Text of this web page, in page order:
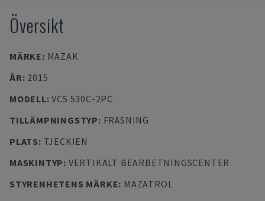
Översikt
MÄRKE: MAZAK
ÅR: 2015
MODELL:VCS 530C-2PC
TILLÄMPNINGSTYP: FRÄSNING
PLATS: TJECKIEN
MASKINTYP: VERTIKALT BEARBETNINGSCENTER
STYRENHETENS MÄRKE: MAZATROL